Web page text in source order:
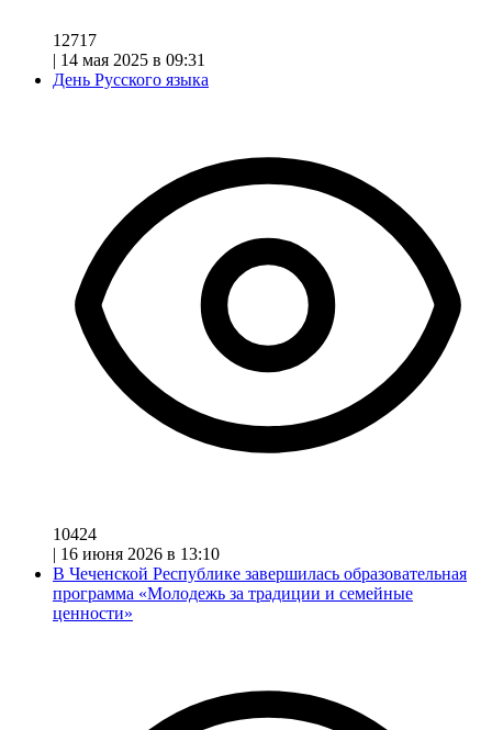
12717
| 14 мая 2025 в 09:31
День Русского языка
10424
| 16 июня 2026 в 13:10
В Чеченской Республике завершилась образовательная
программа «Молодежь за традиции и семейные
ценности»